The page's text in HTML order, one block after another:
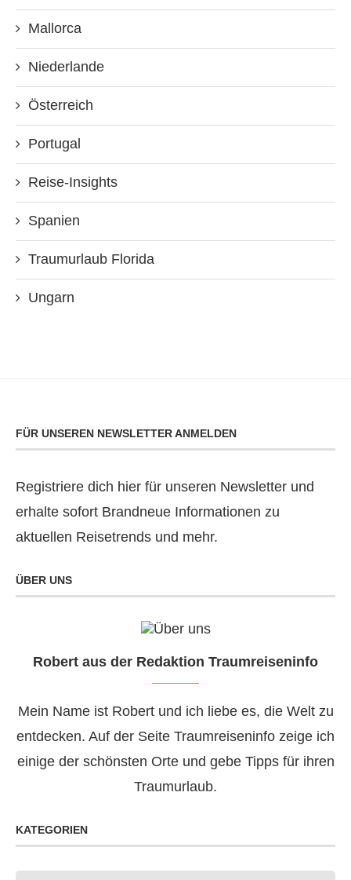
Mallorca
Niederlande
Österreich
Portugal
Reise-Insights
Spanien
Traumurlaub Florida
Ungarn
FÜR UNSEREN NEWSLETTER ANMELDEN
Registriere dich hier für unseren Newsletter und
erhalte sofort Brandneue Informationen zu
aktuellen Reisetrends und mehr.
ÜBER UNS
Robert aus der Redaktion Traumreiseninfo
Mein Name ist Robert und ich liebe es, die Welt zu
entdecken. Auf der Seite Traumreiseninfo zeige ich
einige der schönsten Orte und gebe Tipps für ihren
Traumurlaub.
KATEGORIEN